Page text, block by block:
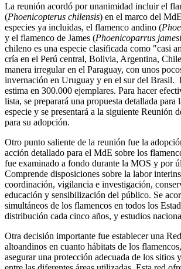
La reunión acordó por unanimidad incluir el
(Phoenicopterus chilensis) en el marco del
especies ya incluidas, el flamenco andino (
y el flamenco de James (Phoenicoparrus jamesi
chileno es una especie clasificada como "casi
cría en el Perú central, Bolivia, Argentina,
manera irregular en el Paraguay, con unos
invernación en Uruguay y en el sur del Brasil.
estima en 300.000 ejemplares. Para hacer
lista, se preparará una propuesta detallada para
especie y se presentará a la siguiente Reunión
para su adopción.
Otro punto saliente de la reunión fue la
acción detallado para el MdE sobre los
fue examinado a fondo durante la MOS y por
Comprende disposiciones sobre la labor
coordinación, vigilancia e investigación,
educación y sensibilización del público. Se
simultáneos de los flamencos en todos los
distribución cada cinco años, y estudios
Otra decisión importante fue establecer una
altoandinos en cuanto hábitats de los
asegurar una protección adecuada de los sitios